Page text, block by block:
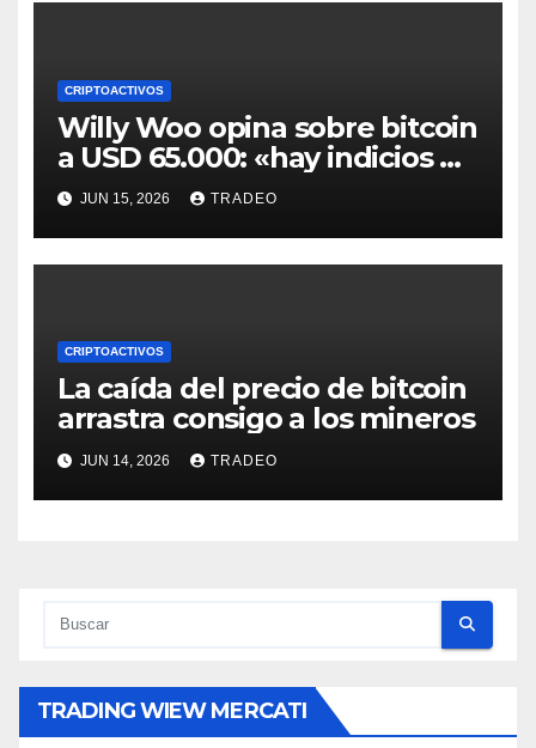
CRIPTOACTIVOS
Willy Woo opina sobre bitcoin
a USD 65.000: «hay indicios de
posible divergencia alcista»
JUN 15, 2026 TRADEO
CRIPTOACTIVOS
La caída del precio de bitcoin
arrastra consigo a los mineros
JUN 14, 2026 TRADEO
TRADING WIEW MERCATI